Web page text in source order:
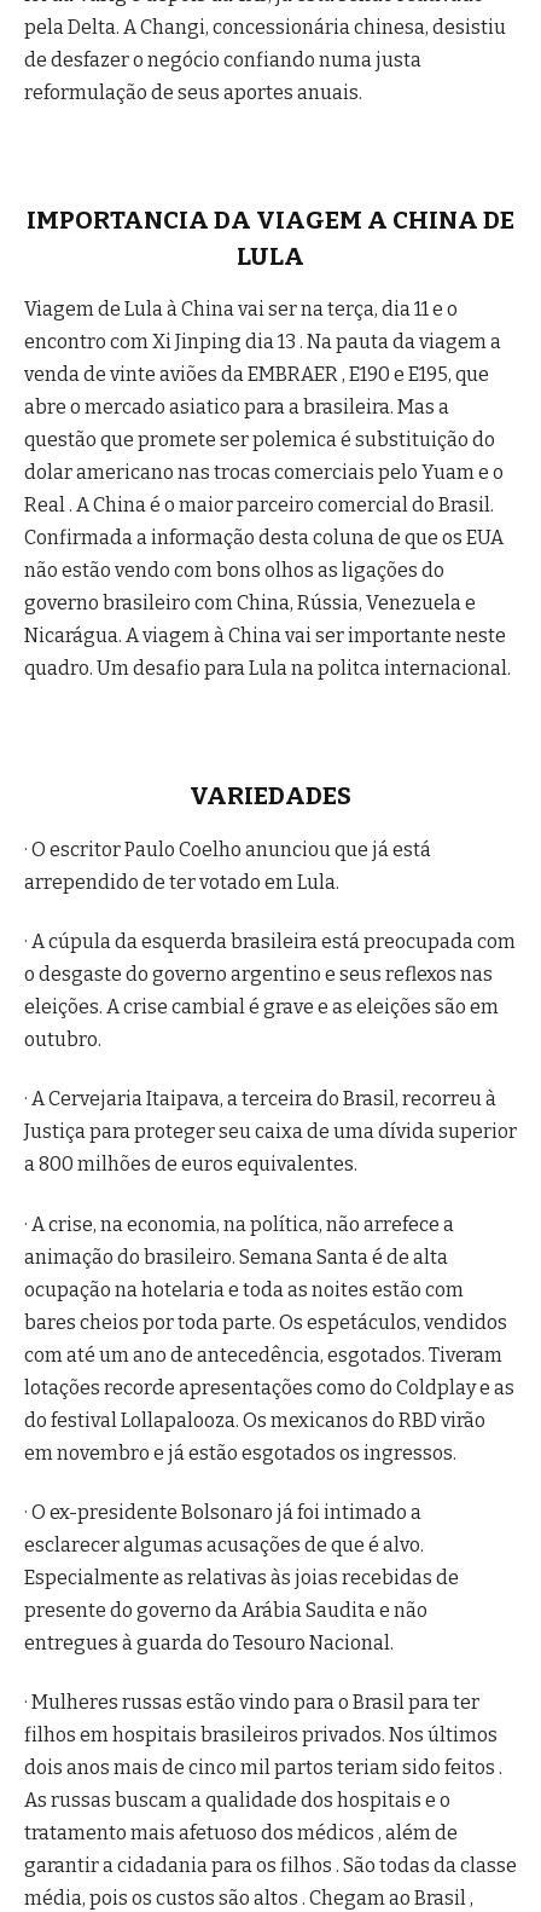
pela Delta. A Changi, concessionária chinesa, desistiu
de desfazer o negócio confiando numa justa
reformulação de seus aportes anuais.
IMPORTANCIA DA VIAGEM A CHINA DE
LULA
Viagem de Lula à China vai ser na terça, dia 11 e o
encontro com Xi Jinping dia 13 . Na pauta da viagem a
venda de vinte aviões da EMBRAER , E190 e E195, que
abre o mercado asiatico para a brasileira. Mas a
questão que promete ser polemica é substituição do
dolar americano nas trocas comerciais pelo Yuam e o
Real . A China é o maior parceiro comercial do Brasil.
Confirmada a informação desta coluna de que os EUA
não estão vendo com bons olhos as ligações do
governo brasileiro com China, Rússia, Venezuela e
Nicarágua. A viagem à China vai ser importante neste
quadro. Um desafio para Lula na politca internacional.
VARIEDADES
· O escritor Paulo Coelho anunciou que já está
arrependido de ter votado em Lula.
· A cúpula da esquerda brasileira está preocupada com
o desgaste do governo argentino e seus reflexos nas
eleições. A crise cambial é grave e as eleições são em
outubro.
· A Cervejaria Itaipava, a terceira do Brasil, recorreu à
Justiça para proteger seu caixa de uma dívida superior
a 800 milhões de euros equivalentes.
· A crise, na economia, na política, não arrefece a
animação do brasileiro. Semana Santa é de alta
ocupação na hotelaria e toda as noites estão com
bares cheios por toda parte. Os espetáculos, vendidos
com até um ano de antecedência, esgotados. Tiveram
lotações recorde apresentações como do Coldplay e as
do festival Lollapalooza. Os mexicanos do RBD virão
em novembro e já estão esgotados os ingressos.
· O ex-presidente Bolsonaro já foi intimado a
esclarecer algumas acusações de que é alvo.
Especialmente as relativas às joias recebidas de
presente do governo da Arábia Saudita e não
entregues à guarda do Tesouro Nacional.
· Mulheres russas estão vindo para o Brasil para ter
filhos em hospitais brasileiros privados. Nos últimos
dois anos mais de cinco mil partos teriam sido feitos .
As russas buscam a qualidade dos hospitais e o
tratamento mais afetuoso dos médicos , além de
garantir a cidadania para os filhos . São todas da classe
média, pois os custos são altos . Chegam ao Brasil ,